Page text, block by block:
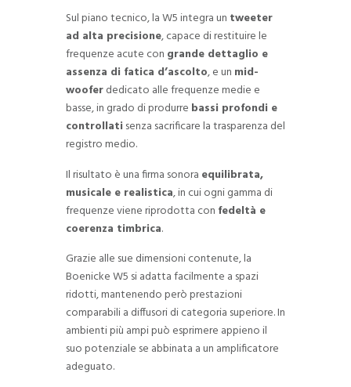
Sul piano tecnico, la W5 integra un tweeter
ad alta precisione, capace di restituire le
frequenze acute con grande dettaglio e
assenza di fatica d’ascolto, e un mid-
wooferdedicato alle frequenze medie e
basse, in grado di produrre bassi profondi e
controllati senza sacrificare la trasparenza del
registro medio.
Il risultato è una firma sonora equilibrata,
musicale e realistica, in cui ogni gamma di
frequenze viene riprodotta con fedeltà e
coerenza timbrica.
Grazie alle sue dimensioni contenute, la
Boenicke W5 si adatta facilmente a spazi
ridotti, mantenendo però prestazioni
comparabili a diffusori di categoria superiore. In
ambienti più ampi può esprimere appieno il
suo potenziale se abbinata a un amplificatore
adeguato.